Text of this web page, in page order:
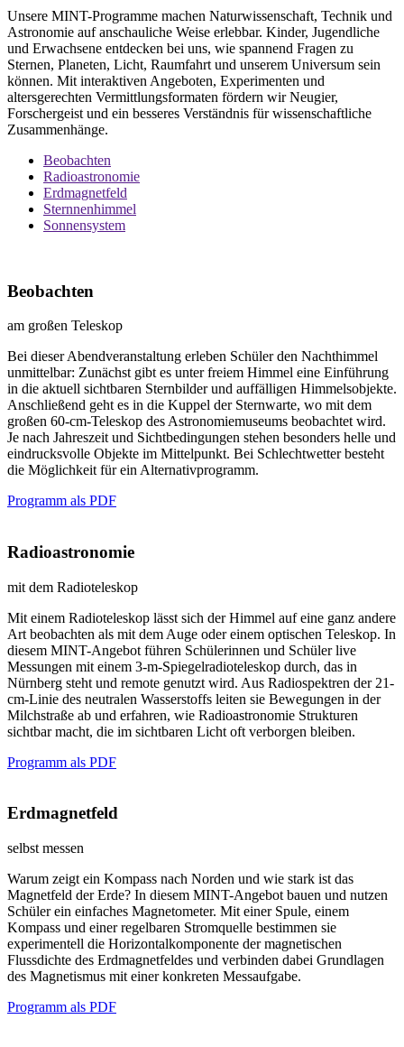
Unsere MINT-Programme machen Naturwissenschaft, Technik und
Astronomie auf anschauliche Weise erlebbar. Kinder, Jugendliche
und Erwachsene entdecken bei uns, wie spannend Fragen zu
Sternen, Planeten, Licht, Raumfahrt und unserem Universum sein
können. Mit interaktiven Angeboten, Experimenten und
altersgerechten Vermittlungsformaten fördern wir Neugier,
Forschergeist und ein besseres Verständnis für wissenschaftliche
Zusammenhänge.
Beobachten
Radioastronomie
Erdmagnetfeld
Sternnenhimmel
Sonnensystem
Beobachten
am großen Teleskop
Bei dieser Abendveranstaltung erleben Schüler den Nachthimmel
unmittelbar: Zunächst gibt es unter freiem Himmel eine Einführung
in die aktuell sichtbaren Sternbilder und auffälligen Himmelsobjekte.
Anschließend geht es in die Kuppel der Sternwarte, wo mit dem
großen 60-cm-Teleskop des Astronomiemuseums beobachtet wird.
Je nach Jahreszeit und Sichtbedingungen stehen besonders helle und
eindrucksvolle Objekte im Mittelpunkt. Bei Schlechtwetter besteht
die Möglichkeit für ein Alternativprogramm.
Programm als PDF
Radioastronomie
mit dem Radioteleskop
Mit einem Radioteleskop lässt sich der Himmel auf eine ganz andere
Art beobachten als mit dem Auge oder einem optischen Teleskop. In
diesem MINT-Angebot führen Schülerinnen und Schüler live
Messungen mit einem 3-m-Spiegelradioteleskop durch, das in
Nürnberg steht und remote genutzt wird. Aus Radiospektren der 21-
cm-Linie des neutralen Wasserstoffs leiten sie Bewegungen in der
Milchstraße ab und erfahren, wie Radioastronomie Strukturen
sichtbar macht, die im sichtbaren Licht oft verborgen bleiben.
Programm als PDF
Erdmagnetfeld
selbst messen
Warum zeigt ein Kompass nach Norden und wie stark ist das
Magnetfeld der Erde? In diesem MINT-Angebot bauen und nutzen
Schüler ein einfaches Magnetometer. Mit einer Spule, einem
Kompass und einer regelbaren Stromquelle bestimmen sie
experimentell die Horizontalkomponente der magnetischen
Flussdichte des Erdmagnetfeldes und verbinden dabei Grundlagen
des Magnetismus mit einer konkreten Messaufgabe.
Programm als PDF